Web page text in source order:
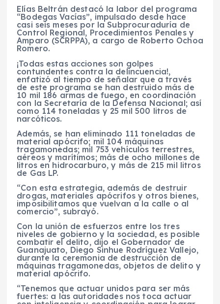
Elías Beltrán destacó la labor del programa
“Bodegas Vacías”, impulsado desde hace
casi seis meses por la Subprocuraduría de
Control Regional, Procedimientos Penales y
Amparo (SCRPPA), a cargo de Roberto Ochoa
Romero.
¡Todas estas acciones son golpes
contundentes contra la delincuencia!,
enfatizó al tiempo de señalar que a través
de este programa se han destruido más de
10 mil 186 armas de fuego, en coordinación
con la Secretaría de la Defensa Nacional; así
como 114 toneladas y 25 mil 500 litros de
narcóticos.
Además, se han eliminado 111 toneladas de
material apócrifo; mil 104 máquinas
tragamonedas; mil 753 vehículos terrestres,
aéreos y marítimos; más de ocho millones de
litros en hidrocarburo, y más de 215 mil litros
de Gas LP.
“Con esta estrategia, además de destruir
drogas, materiales apócrifos y otros bienes,
imposibilitamos que vuelvan a la calle o al
comercio”, subrayó.
Con la unión de esfuerzos entre los tres
niveles de gobierno y la sociedad, es posible
combatir el delito, dijo el Gobernador de
Guanajuato, Diego Sinhue Rodríguez Vallejo,
durante la ceremonia de destrucción de
máquinas tragamonedas, objetos de delito y
material apócrifo.
“Tenemos que actuar unidos para ser más
fuertes: a las autoridades nos toca actuar